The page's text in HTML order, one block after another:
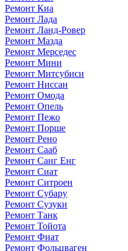
Ремонт Киа
Ремонт Лада
Ремонт Ланд-Ровер
Ремонт Мазда
Ремонт Мерседес
Ремонт Мини
Ремонт Митсубиси
Ремонт Ниссан
Ремонт Омода
Ремонт Опель
Ремонт Пежо
Ремонт Порше
Ремонт Рено
Ремонт Сааб
Ремонт Санг Енг
Ремонт Сиат
Ремонт Ситроен
Ремонт Субару
Ремонт Сузуки
Ремонт Танк
Ремонт Тойота
Ремонт Фиат
Ремонт Фольцваген